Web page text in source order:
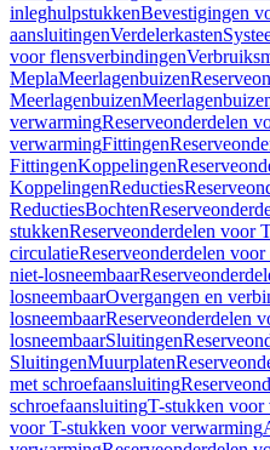
inleghulpstukkenBevestigingen
aansluitingenVerdelerkasten
voor flensverbindingen
MeplaMeerlagenbuizen
Meerlagenbuizen
verwarmingReserveonderdelen
verwarmingFittingen
FittingenKoppelingen
KoppelingenReducties
ReductiesBochten
stukkenReserveonderdelen voor
circulatieReserveonderdelen
niet-losneembaar
losneembaarOvergangen en
losneembaarReserveonderdelen
losneembaarSluitingen
SluitingenMuurplaten
met schroefaansluiting
schroefaansluitingT-stukken voor
voor T-stukken voor verwarming